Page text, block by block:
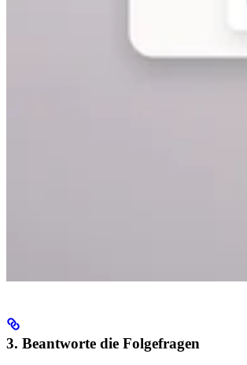
3. Beantworte die Folgefragen